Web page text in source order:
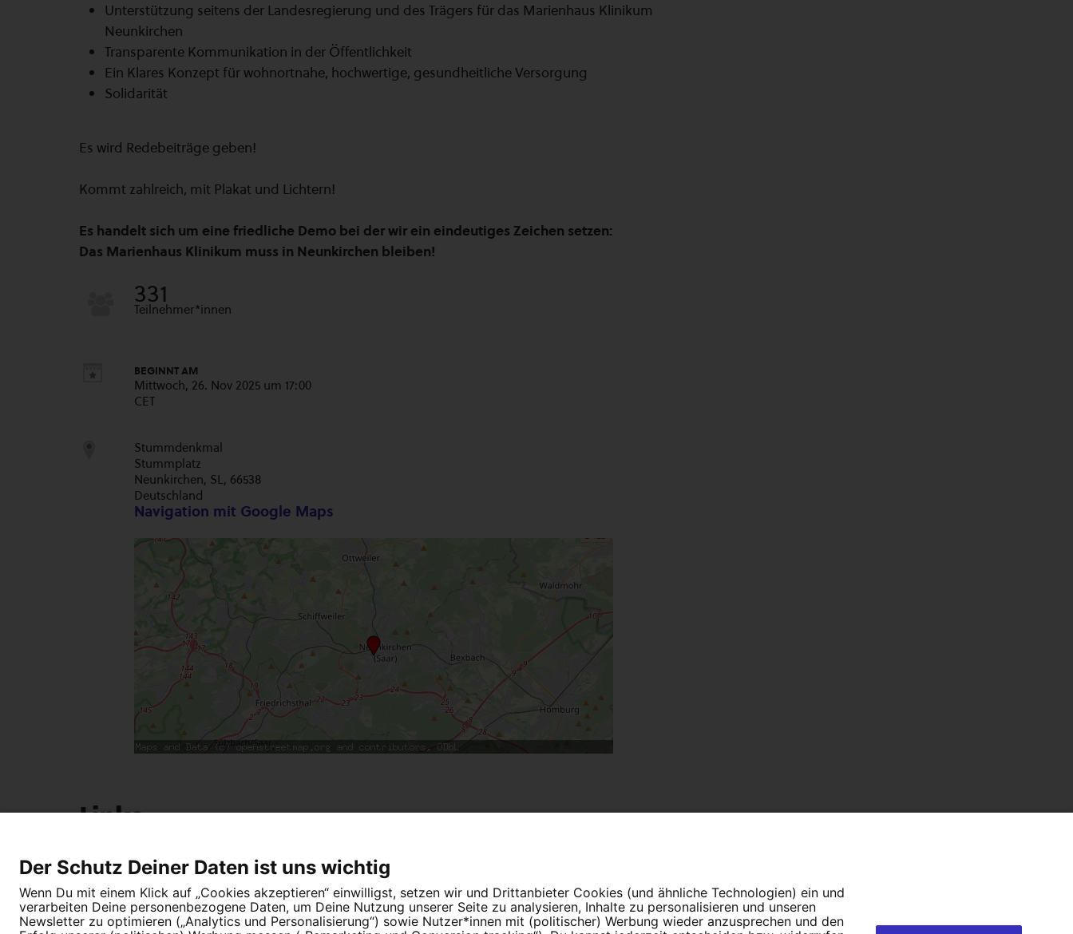
Unterstützung seitens der Landesregierung und des Trägers für das Marienhaus Klinikum
Neunkirchen
Transparente Kommunikation in der Öffentlichkeit
Ein Klares Konzept für wohnortnahe, hochwertige, gesundheitliche Versorgung
Solidarität
Es wird Redebeiträge geben!
Kommt zahlreich, mit Plakat und Lichtern!
Es handelt sich um eine friedliche Demo bei der wir ein eindeutiges Zeichen setzen:
Das Marienhaus Klinikum muss in Neunkirchen bleiben!
331
Teilnehmer*innen
BEGINNT AM
Mittwoch, 26. Nov 2025 um 17:00
CET
Stummdenkmal
Stummplatz
Neunkirchen, SL, 66538
Deutschland
Navigation mit Google Maps
Links
Der Schutz Deiner Daten ist uns wichtig
Wenn Du mit einem Klick auf „Cookies akzeptieren“ einwilligst, setzen wir und Drittanbieter Cookies (und ähnliche Technologien) ein und
verarbeiten Deine personenbezogene Daten, um Deine Nutzung unserer Seite zu analysieren, Inhalte zu personalisieren und unseren
Newsletter zu optimieren („Analytics und Personalisierung“) sowie Nutzer*innen mit (politischer) Werbung wieder anzusprechen und den